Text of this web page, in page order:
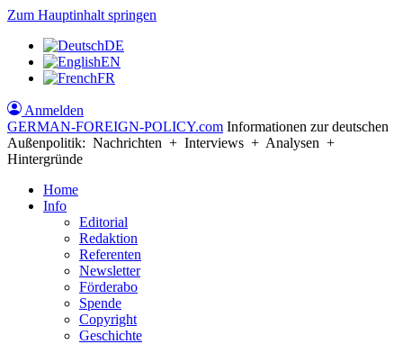
Zum Hauptinhalt springen
DE
EN
FR
Anmelden
GERMAN-FOREIGN-POLICY.com Informationen zur deutschen
Außenpolitik: Nachrichten + Interviews + Analysen +
Hintergründe
Home
Info
Editorial
Redaktion
Referenten
Newsletter
Förderabo
Spende
Copyright
Geschichte